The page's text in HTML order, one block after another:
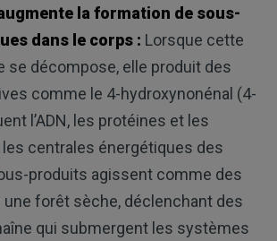
augmente la formation de sous-
dans le corps : Lorsque cette
se décompose, elle produit des
comme le 4-hydroxynonénal (4-
l’ADN, les protéines et les
centrales énergétiques des
produits agissent comme des
forêt sèche, déclenchant des
qui submergent les systèmes